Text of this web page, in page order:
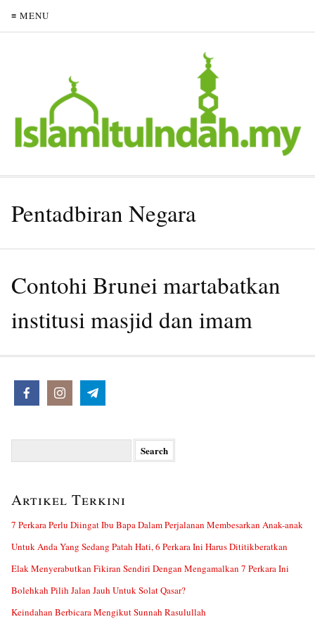
≡ MENU
Pentadbiran Negara
Contohi Brunei martabatkan
institusi masjid dan imam
Artikel Terkini
7 Perkara Perlu Diingat Ibu Bapa Dalam Perjalanan Membesarkan Anak-anak
Untuk Anda Yang Sedang Patah Hati, 6 Perkara Ini Harus Dititikberatkan
Elak Menyerabutkan Fikiran Sendiri Dengan Mengamalkan 7 Perkara Ini
Bolehkah Pilih Jalan Jauh Untuk Solat Qasar?
Keindahan Berbicara Mengikut Sunnah Rasulullah